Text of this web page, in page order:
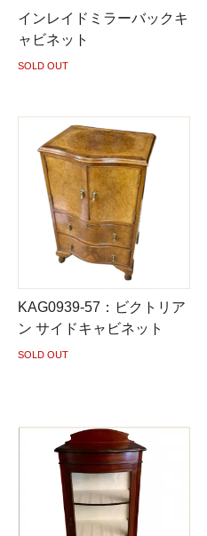
インレイドミラーバックキ
ャビネット
SOLD OUT
KAG0939-57：ビクトリア
ン サイドキャビネット
SOLD OUT